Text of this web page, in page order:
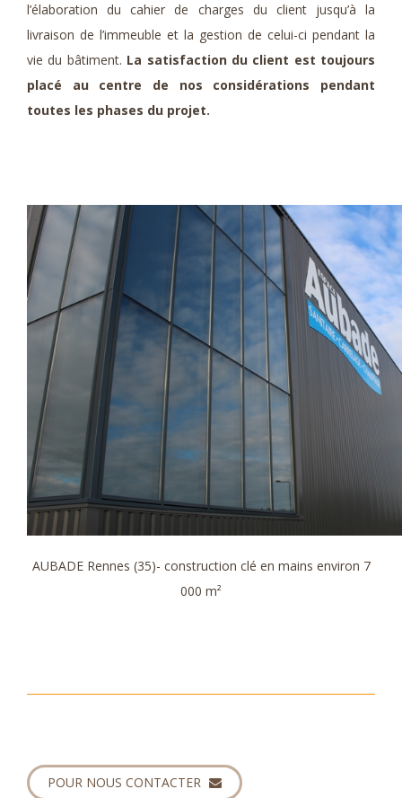
l’élaboration du cahier de charges du client jusqu’à la
livraison de l’immeuble et la gestion de celui-ci pendant la
vie du bâtiment. La satisfaction du client est toujours
placé au centre de nos considérations pendant
toutes les phases du projet.
AUBADE Rennes (35)- construction clé en mains environ 7
000 m²
POUR NOUS CONTACTER